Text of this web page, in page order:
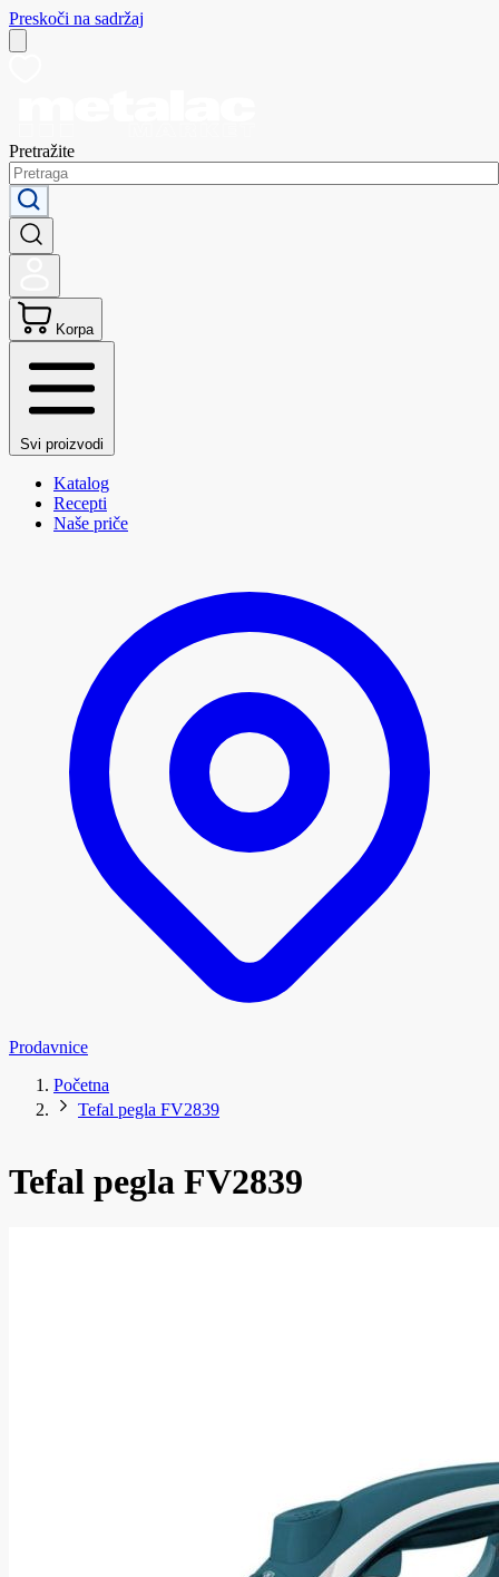
Preskoči na sadržaj
Pretražite
Korpa
Svi proizvodi
Katalog
Recepti
Naše priče
Prodavnice
Početna
Tefal pegla FV2839
Tefal pegla FV2839